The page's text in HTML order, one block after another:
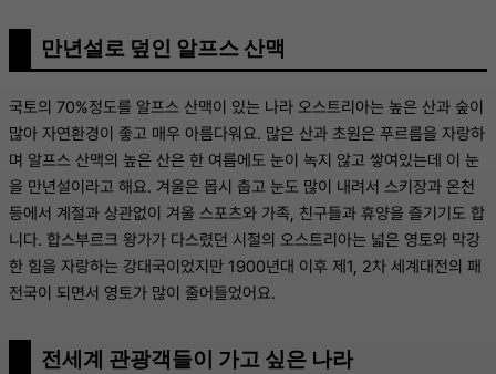
만년설로 덮인 알프스 산맥
국토의 70%정도를 알프스 산맥이 있는 나라 오스트리아는 높은 산과 숲이
많아 자연환경이 좋고 매우 아름다워요. 많은 산과 초원은 푸르름을 자랑하
며 알프스 산맥의 높은 산은 한 여름에도 눈이 녹지 않고 쌓여있는데 이 눈
을 만년설이라고 해요. 겨울은 몹시 춥고 눈도 많이 내려서 스키장과 온천
등에서 계절과 상관없이 겨울 스포츠와 가족, 친구들과 휴양을 즐기기도 합
니다. 합스부르크 왕가가 다스렸던 시절의 오스트리아는 넓은 영토와 막강
한 힘을 자랑하는 강대국이었지만 1900년대 이후 제1, 2차 세계대전의 패
전국이 되면서 영토가 많이 줄어들었어요.
전세계 관광객들이 가고 싶은 나라